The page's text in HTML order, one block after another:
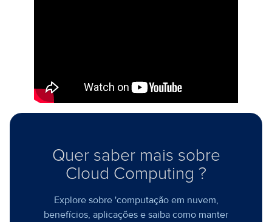
Quer saber mais sobre
Cloud Computing ?
Explore sobre 'computação em nuvem,
benefícios, aplicações e saiba como manter